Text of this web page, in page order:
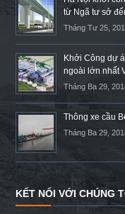
từ Ngã tư sở
Tháng Tư 25,
Khởi Công dự
ngoài lớn nhất
Tháng Ba 29,
Thông xe cầu
Tháng Ba 29,
KẾT NỐI VỚI CHÚNG